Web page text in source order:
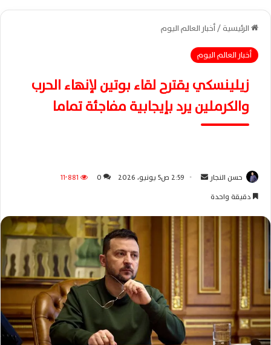
الرئيسية/أخبار العالم اليوم
أخبار العالم اليوم
زيلينسكي يقترح لقاء بوتين لإنهاء الحرب
والكرملين يرد بإيجابية مفاجئة تماما
حسن النجار
ا
إ
ل
ك
2:59 ص5 يونيو، 2026 0
11٬881
دقيقة واحدة